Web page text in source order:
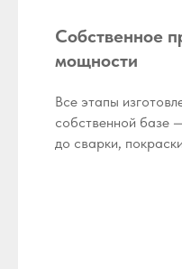
Собственное
мощности
Все этапы
собственной базе
до сварки,